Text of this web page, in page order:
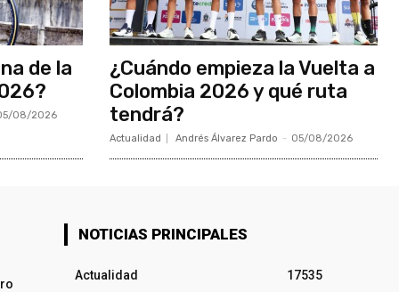
de la
08/2026
¿Cuándo empieza la Vuelta a
Colombia 2026 y qué ruta
tendrá?
Actualidad Andrés Álvarez Pardo - 05/08/2026
NOTICIAS PRINCIPALES
Actualidad
17535